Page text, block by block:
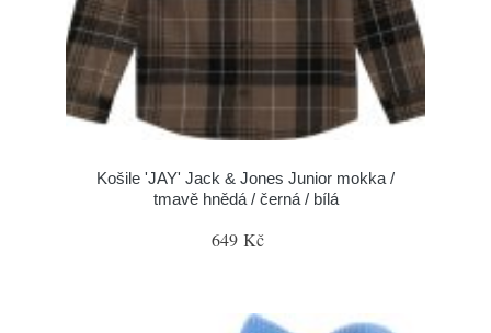
Košile 'JAY' Jack & Jones Junior mokka /
tmavě hnědá / černá / bílá
649 Kč